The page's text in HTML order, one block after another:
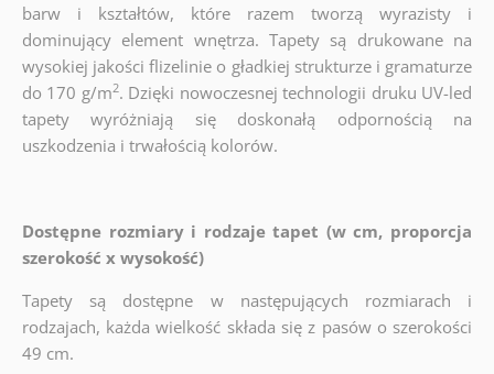
barw i kształtów, które razem tworzą wyrazisty i
dominujący element wnętrza. Tapety są drukowane na
wysokiej jakości flizelinie o gładkiej strukturze i gramaturze
do 170 g/m2. Dzięki nowoczesnej technologii druku UV-led
tapety wyróżniają się doskonałą odpornością na
uszkodzenia i trwałością kolorów.
Dostępne rozmiary i rodzaje tapet (w cm, proporcja
szerokość x wysokość)
Tapety są dostępne w następujących rozmiarach i
rodzajach, każda wielkość składa się z pasów o szerokości
49 cm.